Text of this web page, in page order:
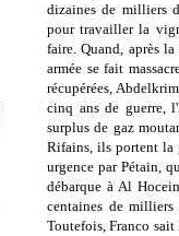
dizaines de milliers
pour travailler la
faire. Quand, après
armée se fait
récupérées,
cinq ans de guerre,
surplus de gaz
Rifains, ils portent la
urgence par Pétain,
débarque à Al
centaines de milliers
Toutefois, Franco